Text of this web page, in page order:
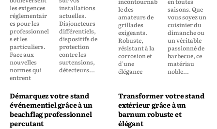
les exigences
réglementair
es pour les
professionnel
s et les
particuliers.
Face aux
nouvelles
normes qui
entrent
installations
actuelles.
Disjoncteurs
différentiels,
dispositifs de
protection
contre les
surtensions,
détecteurs...
le des
amateurs de
grillades
exigeants.
Robuste,
résistant à la
corrosion et
d'une
élégance
saisons. Que
vous soyez un
cuisinier du
dimanche ou
un véritable
passionné de
barbecue, ce
matériau
noble...
Démarquez votre stand
événementiel grâce à un
beachflag professionnel
percutant
Transformer votre stand
extérieur grâce à un
barnum robuste et
élégant